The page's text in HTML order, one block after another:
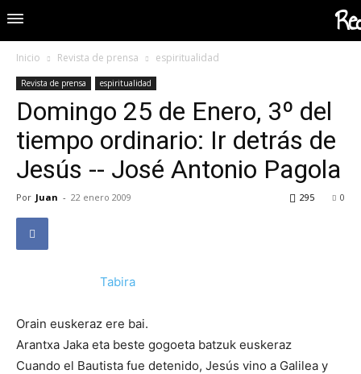
Inicio Revista de prensa espiritualidad
Revista de prensa espiritualidad
Domingo 25 de Enero, 3º del
tiempo ordinario: Ir detrás de
Jesús -- José Antonio Pagola
Por Juan - 22 enero 2009 0
295
Tabira
Orain euskeraz ere bai.
Arantxa Jaka eta beste gogoeta batzuk euskeraz
Cuando el Bautista fue detenido, Jesús vino a Galilea y